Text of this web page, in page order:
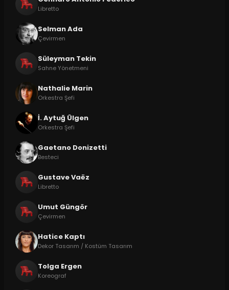
Libretto
Selman Ada
Çevirmen
Süleyman Tekin
Sahne Yönetmeni
Nathalie Marin
Orkestra Şefi
İ. Aytuğ Ülgen
Orkestra Şefi
Gaetano Donizetti
Besteci
Gustave Vaëz
Libretto
Umut Güngör
Çevirmen
Hatice Kaptı
Dekor Tasarım / Kostüm Tasarım
Tolga Ergen
Koreograf